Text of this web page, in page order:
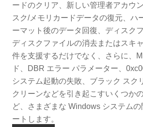
ードのクリア、新しい管理者アカウ
スク/メモリカードデータの復元、ハ
ーマット後のデータ回復、ディスク
ディスクファイルの消去またはスキ
件を支援するだけでなく、さらに、
ド、DBR エラー パラメーター、
システム起動の失敗、ブラック スク
クリーンなどを引き起こすいくつか
ど、さまざまな Windows システム
ートします。